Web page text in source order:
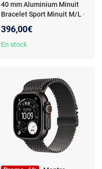
40 mm Aluminium Minuit
Bracelet Sport Minuit M/L -
Aluminium - Étanche - GPS -
Cardiofréquencemètre -
396,00€
En stock